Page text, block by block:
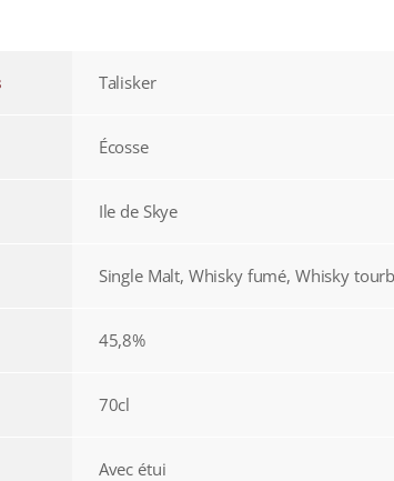
Talisker
Écosse
Ile de Skye
Single Malt, Whisky fumé, Whisky
45,8%
70cl
Avec étui